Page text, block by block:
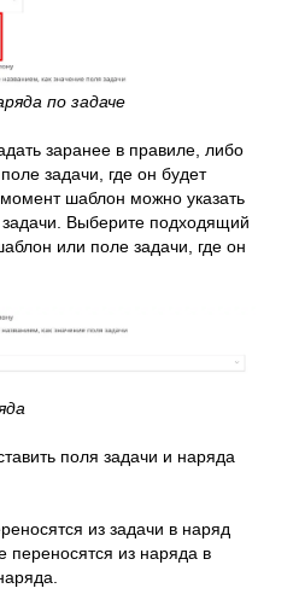
по задаче
заранее в правиле, либо
задачи, где он будет
шаблон можно указать
задачи. Выберите подходящий
или поле задачи, где он
поля задачи и наряда
из задачи в наряд
переносятся из наряда в